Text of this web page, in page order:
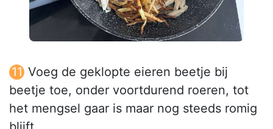
Voeg de geklopte eieren beetje bij
beetje toe, onder voortdurend roeren, tot
het mengsel gaar is maar nog steeds romig